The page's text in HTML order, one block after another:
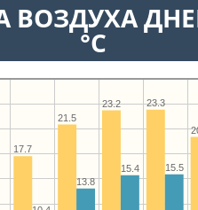
ВОЗДУХА
°C
23.3
23.2
21.5
17.7
15.5
15.4
13.8